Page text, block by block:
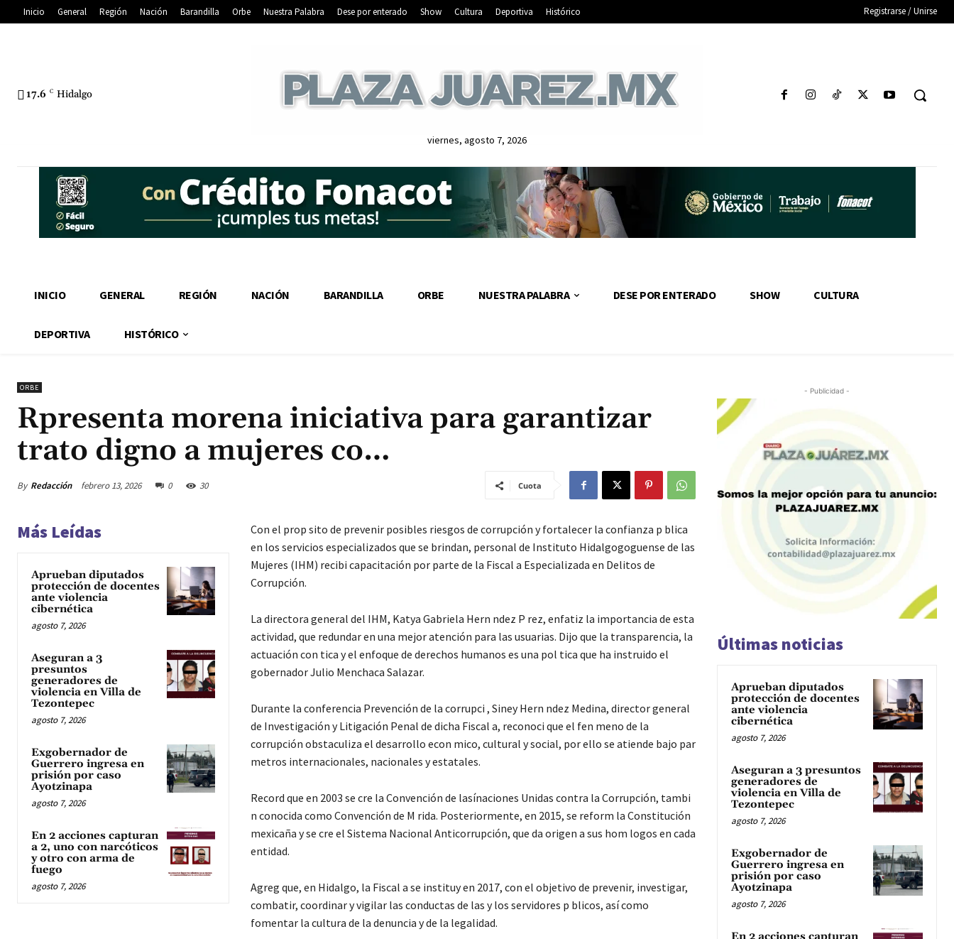
Inicio General Región Nación Barandilla Orbe Nuestra Palabra Dese por enterado Show Cultura Deportiva Histórico Registrarse / Unirse
17.6 C Hidalgo
viernes, agosto 7, 2026
INICIO GENERAL REGIÓN NACIÓN BARANDILLA ORBE NUESTRA PALABRA DESE POR ENTERADO SHOW CULTURA
DEPORTIVA HISTÓRICO
ORBE
Rpresenta morena iniciativa para garantizar
trato digno a mujeres co…
By Redacción febrero 13, 2026 0 30 Cuota
Más Leídas
Aprueban diputados
protección de docentes
ante violencia
cibernética
agosto 7, 2026
Aseguran a 3
presuntos
generadores de
violencia en Villa de
Tezontepec
agosto 7, 2026
Exgobernador de
Guerrero ingresa en
prisión por caso
Ayotzinapa
agosto 7, 2026
En 2 acciones capturan
a 2, uno con narcóticos
y otro con arma de
fuego
agosto 7, 2026
Con el prop sito de prevenir posibles riesgos de corrupción y fortalecer la confianza p blica
en los servicios especializados que se brindan, personal de Instituto Hidalgogoguense de las
Mujeres (IHM) recibi capacitación por parte de la Fiscal a Especializada en Delitos de
Corrupción.
La directora general del IHM, Katya Gabriela Hern ndez P rez, enfatiz la importancia de esta
actividad, que redundar en una mejor atención para las usuarias. Dijo que la transparencia, la
actuación con tica y el enfoque de derechos humanos es una pol tica que ha instruido el
gobernador Julio Menchaca Salazar.
Durante la conferencia Prevención de la corrupci , Siney Hern ndez Medina, director general
de Investigación y Litigación Penal de dicha Fiscal a, reconoci que el fen meno de la
corrupción obstaculiza el desarrollo econ mico, cultural y social, por ello se atiende bajo par
metros internacionales, nacionales y estatales.
Record que en 2003 se cre la Convención de lasínaciones Unidas contra la Corrupción, tambi
n conocida como Convención de M rida. Posteriormente, en 2015, se reform la Constitución
mexicaña y se cre el Sistema Nacional Anticorrupción, que da origen a sus hom logos en cada
entidad.
Agreg que, en Hidalgo, la Fiscal a se instituy en 2017, con el objetivo de prevenir, investigar,
combatir, coordinar y vigilar las conductas de las y los servidores p blicos, así como
fomentar la cultura de la denuncia y de la legalidad.
- Publicidad -
Últimas noticias
Aprueban diputados
protección de docentes
ante violencia
cibernética
agosto 7, 2026
Aseguran a 3 presuntos
generadores de
violencia en Villa de
Tezontepec
agosto 7, 2026
Exgobernador de
Guerrero ingresa en
prisión por caso
Ayotzinapa
agosto 7, 2026